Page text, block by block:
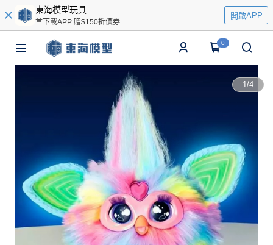
東海模型玩具
首下載APP 贈$150折價券
開啟APP
0
1/4